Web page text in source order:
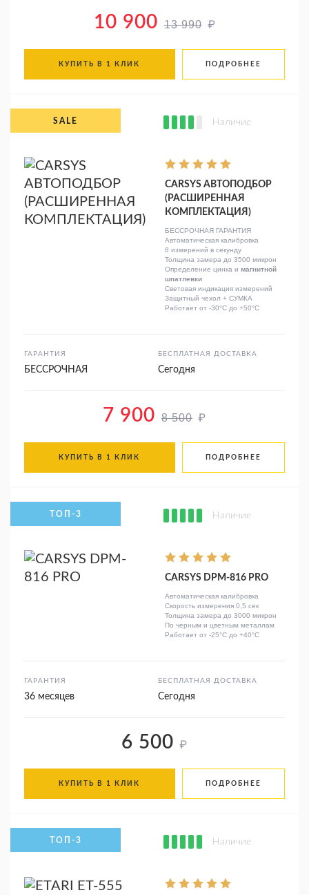
10 900 13 990 ₽
КУПИТЬ В 1 КЛИК ПОДРОБНЕЕ
Наличие
CARSYS АВТОПОДБОР
(РАСШИРЕННАЯ
КОМПЛЕКТАЦИЯ)
БЕССРОЧНАЯ ГАРАНТИЯ
Автоматическая калибровка
8 измерений в секунду
Толщина замера до 3500 микрон
Определение цинка и магнитной
шпатлевки
Световая индикация измерений
Защитный чехол + СУМКА
Работает от -30°C до +50°C
ГАРАНТИЯ
БЕССРОЧНАЯ
БЕСПЛАТНАЯ ДОСТАВКА
Сегодня
7 900 8 500 ₽
КУПИТЬ В 1 КЛИК ПОДРОБНЕЕ
Наличие
CARSYS DPM-816 PRO
Автоматическая калибровка
Скорость измерения 0,5 сек
Толщина замера до 3000 микрон
По черным и цветным металлам
Работает от -25°C до +40°C
ГАРАНТИЯ
36 месяцев
БЕСПЛАТНАЯ ДОСТАВКА
Сегодня
6 500 ₽
КУПИТЬ В 1 КЛИК ПОДРОБНЕЕ
Наличие